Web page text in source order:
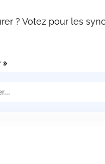
? Votez pour les
»